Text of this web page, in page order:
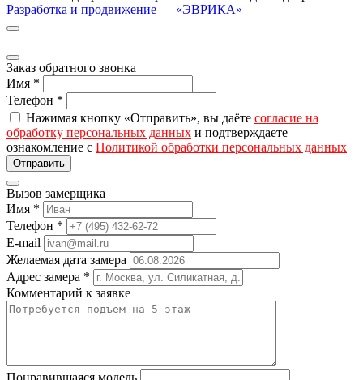
Разработка и продвижение — «ЭВРИКА»
Заказ обратного звонка
Имя *
Телефон *
Нажимая кнопку «Отправить», вы даёте согласие на
обработку персональных данных и подтверждаете
ознакомление с Политикой обработки персональных данных
Вызов замерщика
Имя *
Телефон *
E-mail
Желаемая дата замера
Адрес замера *
Комментарий к заявке